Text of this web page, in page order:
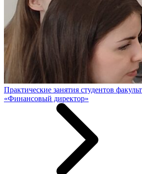
Практические занятия студентов
«Финансовый директор»